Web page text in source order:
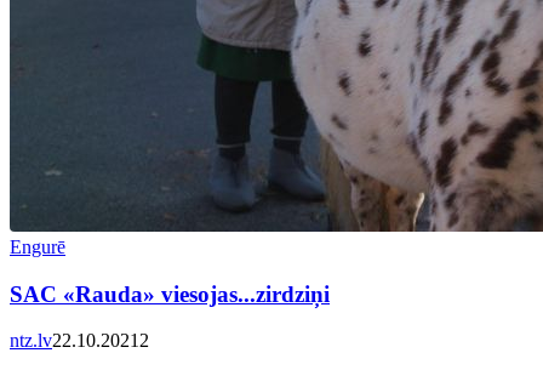
Engurē
SAC «Rauda» viesojas...zirdziņi
ntz.lv22.10.2021 2